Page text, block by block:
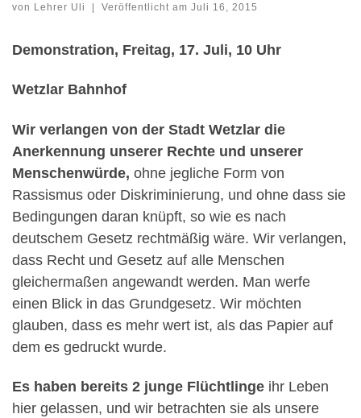
von Lehrer Uli | Veröffentlicht am Juli 16, 2015
Demonstration, Freitag, 17. Juli, 10 Uhr
Wetzlar Bahnhof
Wir verlangen von der Stadt Wetzlar die
Anerkennung unserer Rechte und unserer
Menschenwürde, ohne jegliche Form von
Rassismus oder Diskriminierung, und ohne dass sie
Bedingungen daran knüpft, so wie es nach
deutschem Gesetz rechtmäßig wäre. Wir verlangen,
dass Recht und Gesetz auf alle Menschen
gleichermaßen angewandt werden. Man werfe
einen Blick in das Grundgesetz. Wir möchten
glauben, dass es mehr wert ist, als das Papier auf
dem es gedruckt wurde.
Es haben bereits 2 junge Flüchtlinge ihr Leben
hier gelassen, und wir betrachten sie als unsere